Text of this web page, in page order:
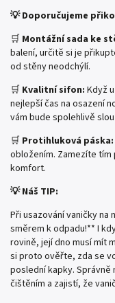
💡 Doporučujeme
🛒 Montážní sada ke
balení, určitě si je
od stěny neodchýlí.
🛒 Kvalitní sifon: Když
nejlepší čas na osazení
vám bude spolehlivě
🛒 Protihluková páska:
obložením. Zamezíte tím
komfort.
💡 Náš TIP:
Při usazování vaničky
směrem k odpadu!** I
rovině, její dno musí mít
si proto ověřte, zda se
poslední kapky.
čištěním a zajistí, že